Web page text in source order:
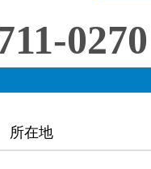
様の声 【相続登記】
の声 【抵当権抹消
0270
所在地